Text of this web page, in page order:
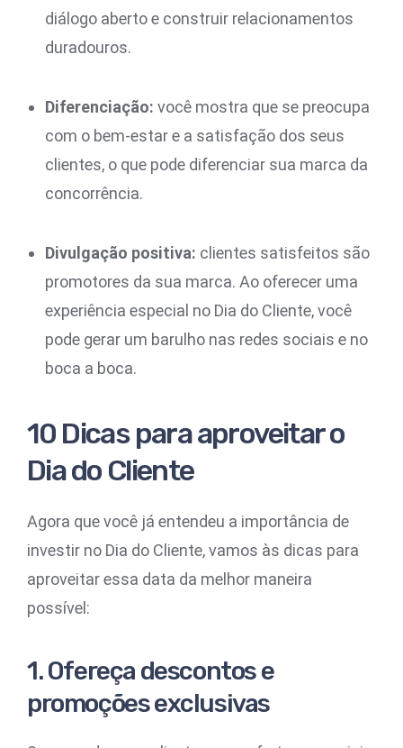
diálogo aberto e construir relacionamentos
duradouros.
Diferenciação: você mostra que se preocupa
com o bem-estar e a satisfação dos seus
clientes, o que pode diferenciar sua marca da
concorrência.
Divulgação positiva: clientes satisfeitos são
promotores da sua marca. Ao oferecer uma
experiência especial no Dia do Cliente, você
pode gerar um barulho nas redes sociais e no
boca a boca.
10 Dicas para aproveitar o
Dia do Cliente
Agora que você já entendeu a importância de
investir no Dia do Cliente, vamos às dicas para
aproveitar essa data da melhor maneira
possível:
1. Ofereça descontos e
promoções exclusivas